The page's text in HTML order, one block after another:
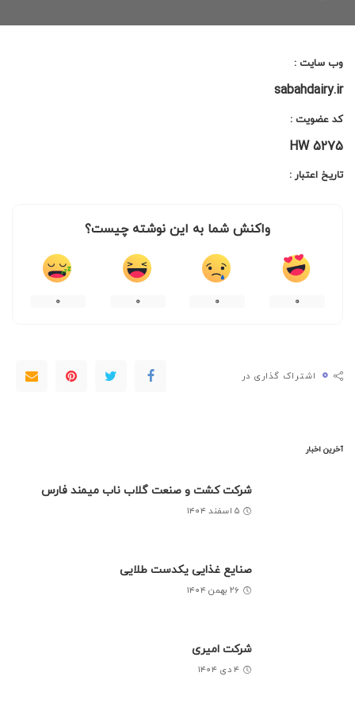
وب سایت :
sabahdairy.ir
کد عضویت :
HW 5275
تاریخ اعتبار :
واکنش شما به این نوشته چیست؟
۰ ۰ ۰ ۰
۰ اشتراک گذاری در
آخرین اخبار
شرکت کشت و صنعت گلاب ناب میمند فارس
۵ اسفند ۱۴۰۴
صنایع غذایی یکدست طلایی
۲۶ بهمن ۱۴۰۴
شرکت امیری
۴ دی ۱۴۰۴